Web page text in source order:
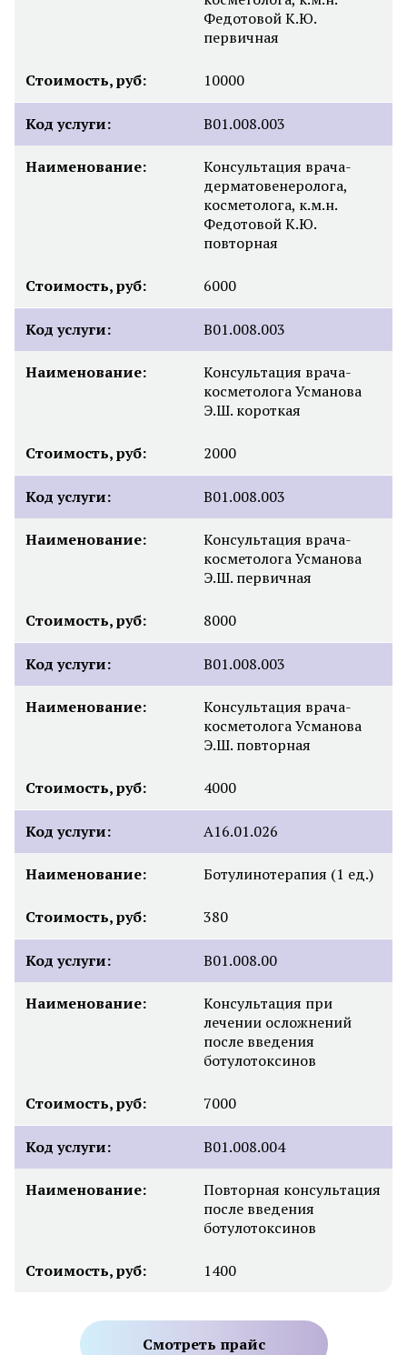
Федотовой К.Ю.
первичная
Стоимость, руб: 10000
Код услуги: B01.008.003
Наименование:
Консультация врача-
дерматовенеролога,
косметолога, к.м.н.
Федотовой К.Ю.
повторная
Стоимость, руб: 6000
Код услуги: B01.008.003
Наименование:
Консультация врача-
косметолога Усманова
Э.Ш. короткая
Стоимость, руб: 2000
Код услуги: B01.008.003
Наименование:
Консультация врача-
косметолога Усманова
Э.Ш. первичная
Стоимость, руб: 8000
Код услуги: B01.008.003
Наименование:
Консультация врача-
косметолога Усманова
Э.Ш. повторная
Стоимость, руб: 4000
Код услуги: A16.01.026
Наименование: Ботулинотерапия (1 ед.)
Стоимость, руб: 380
Код услуги: В01.008.00
Наименование:
Консультация при
лечении осложнений
после введения
ботулотоксинов
Стоимость, руб: 7000
Код услуги: В01.008.004
Наименование:
Повторная консультация
после введения
ботулотоксинов
Стоимость, руб: 1400
Смотреть прайс